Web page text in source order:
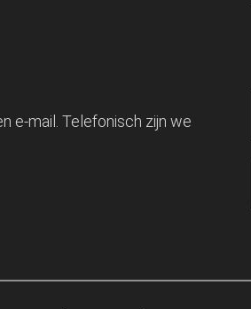
e-mail. Telefonisch zijn we